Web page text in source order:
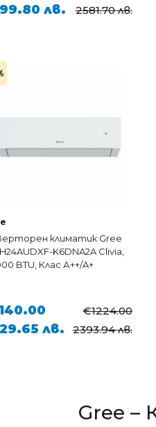
лв. 2581.70 лв.
климатик Gree
K6DNA2A Clivia,
BTU, Клас А++/A+
€1224.00
лв. 2393.94 лв.
Gree